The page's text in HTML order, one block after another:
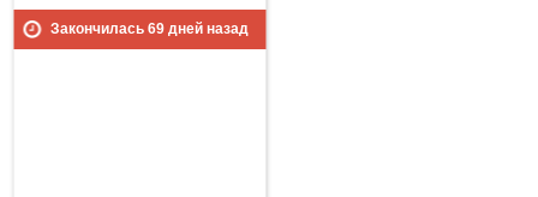
Закончилась 69дней назад